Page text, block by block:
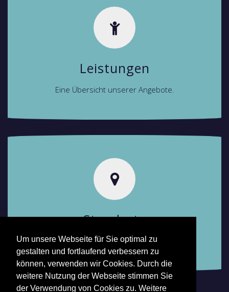
Um unsere Webseite für Sie optimal zu
gestalten und fortlaufend verbessern zu
können, verwenden wir Cookies. Durch die
weitere Nutzung der Webseite stimmen Sie
der Verwendung von Cookies zu. Weitere
Leistungen
Eine Übersicht unserer Angebote.
Standorte
Finden Sie Ihren Ansprechpartner.